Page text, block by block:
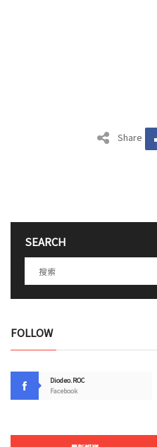
Share
SEARCH
FOLLOW
Diodeo.ROC
Facebook